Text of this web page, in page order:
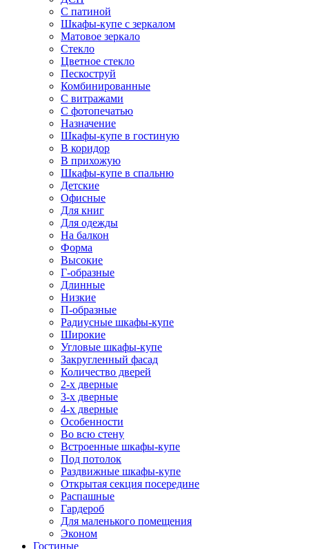
С патиной
Шкафы-купе с зеркалом
Матовое зеркало
Стекло
Цветное стекло
Пескоструй
Комбинированные
С витражами
С фотопечатью
Назначение
Шкафы-купе в гостиную
В коридор
В прихожую
Шкафы-купе в спальню
Детские
Офисные
Для книг
Для одежды
На балкон
Форма
Высокие
Г-образные
Длинные
Низкие
П-образные
Радиусные шкафы-купе
Широкие
Угловые шкафы-купе
Закругленный фасад
Количество дверей
2-х дверные
3-х дверные
4-х дверные
Особенности
Во всю стену
Встроенные шкафы-купе
Под потолок
Раздвижные шкафы-купе
Открытая секция посередине
Распашные
Гардероб
Для маленького помещения
Эконом
Гостиные